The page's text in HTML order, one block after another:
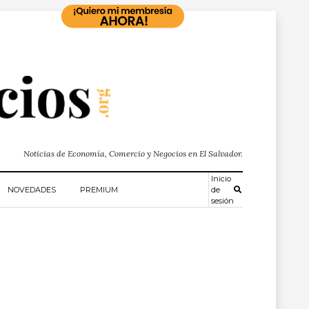
Noticias de Economía, Comercio y Negocios en El Salvador.
NOVEDADES PREMIUM
Inicio
de
sesión